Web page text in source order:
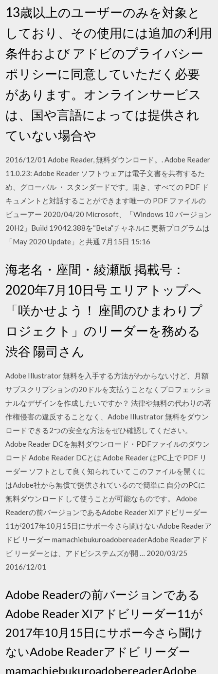
13歳以上のユーザーのみを対象と
しており、その使用には追加の利用
条件および アドビのプライバシー
ポリシーに同意していただく必要
があります。オンラインサービス
は、国や言語によっては提供され
ていない場合や
2016/12/01 Adobe Reader, 無料ダウンロード。. Adobe Reader
11.0.23: Adobe Reader ソフトウェアは電子文書を共有するた
め、グローバル ・ スタンダードです。開き、すべての PDF ド
キュメントと対話することができます唯一の PDF ファイルの
ビューアー 2020/04/20 Microsoft、「Windows 10 バージョン
20H2」Build 19042.388を“Beta”チャネルに 更新プログラムは
「May 2020 Update」と共通 7月15日 15:16
海老名・座間・綾瀬版 掲載号：
2020年7月10日号 エリアトップへ
「咲かせよう！ 座間のひまわりプ
ロジェクト」のリーダーを務める
渋谷 陽司さん
Adobe Illustrator 無料を入手する方法がわからないけど、月額
サブスクリプションの20ドルを支払うことなくプロフェッショ
ナルなデザインを作成したいですか？ 法律や無料の代わりの著
作権侵害の違反することなく、Adobe Illustrator 無料をダウン
ロードできる2つの安全な方法をぜひ確認してください。
Adobe Reader DCを無料ダウンロード・PDFファイルのダウン
ロード Adobe Reader DCとは Adobe Reader はPC上で PDF リ
ーダー ソフトとして良く知られていて このファイルを開くに
はAdobe社から無償で提供されているので簡単に 自分のPCに
無料ダウンロード して使うことが可能なものです。 Adobe
Readerの前バージョンであるAdobe Reader XIアドビリーダー
11が2017年10月15日にサポー今さら聞けないAdobe Readerア
ドビ リーダー mamachiebukuroadobereaderAdobe Readerアド
ビ リーダーとは、アドビシステムズが開 … 2020/03/25
2016/12/01
Adobe Readerの前バージョンである
Adobe Reader XIアドビリーダー11が
2017年10月15日にサポー今さら聞け
ないAdobe Readerアドビ リーダー
mamachiebukuroadobereaderAdobe